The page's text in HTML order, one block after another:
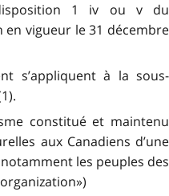
1 iv ou v du
en vigueur le 31 décembre
s’appliquent à la sous-
constitué et maintenu
aux Canadiens d’une
les peuples des